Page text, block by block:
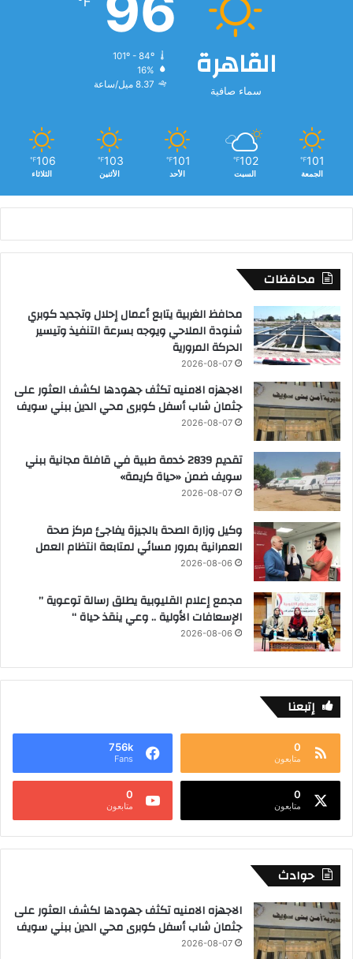
القاهرة
سماء صافية
101º - 84º
16%
8.37 ميل/ساعة
101
℉
الجمعة
102
℉
السبت
101
℉
الأحد
103
℉
الأثنين
106
℉
الثلاثاء
محافظات
محافظ الغربية يتابع أعمال إحلال وتجديد كوبري
شنودة الملاحي ويوجه بسرعة التنفيذ وتيسير
الحركة المرورية
2026-08-07
الاجهزه الامنيه تكثف جهودها لكشف العثور على
جثمان شاب أسفل كوبرى محي الدين ببني سويف
2026-08-07
تقديم 2839 خدمة طبية في قافلة مجانية ببني
سويف ضمن «حياة كريمة»
2026-08-07
وكيل وزارة الصحة بالجيزة يفاجئ مركز صحة
العمرانية بمرور مسائي لمتابعة انتظام العمل
2026-08-06
مجمع إعلام القليوبية يطلق رسالة توعوية ”
الإسعافات الأولية .. وعي ينقذ حياة “
2026-08-06
إتبعنا
0
متابعون
756k
Fans
0
متابعون
0
متابعون
حوادث
الاجهزه الامنيه تكثف جهودها لكشف العثور على
جثمان شاب أسفل كوبرى محي الدين ببني سويف
2026-08-07